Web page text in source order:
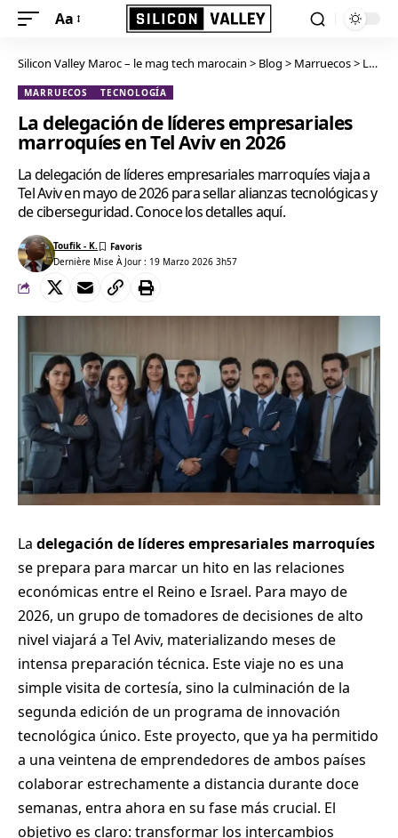
Aa
Silicon Valley Maroc – le mag tech marocain > Blog > Marruecos> La delegación de líderes empresariales marroquíes en Tel Aviv en 2026
MARRUECOS TECNOLOGÍA
La delegación de líderes empresariales
marroquíes en Tel Aviv en 2026
La delegación de líderes empresariales marroquíes viaja a
Tel Aviv en mayo de 2026 para sellar alianzas tecnológicas y
de ciberseguridad. Conoce los detalles aquí.
Dernière Mise À Jour : 19 Marzo 2026 3h57
Toufik - K.
La delegación de líderes empresariales marroquíes
se prepara para marcar un hito en las relaciones
económicas entre el Reino e Israel. Para mayo de
2026, un grupo de tomadores de decisiones de alto
nivel viajará a Tel Aviv, materializando meses de
intensa preparación técnica. Este viaje no es una
simple visita de cortesía, sino la culminación de la
segunda edición de un programa de innovación
tecnológica único. Este proyecto, que ya ha permitido
a una veintena de emprendedores de ambos países
colaborar estrechamente a distancia durante doce
semanas, entra ahora en su fase más crucial. El
objetivo es claro: transformar los intercambios